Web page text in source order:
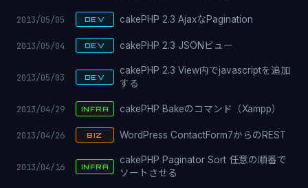
2013/05/05 DEV cakePHP 2.3 AjaxなPagination
2013/05/04 DEV cakePHP 2.3 JSONビュー
2013/05/03 DEV
cakePHP 2.3 View内でjavascriptを追加
する
2013/04/29 INFRA cakePHP Bakeのコマンド（Xampp）
2013/04/26 BIZ WordPress ContactForm7からのREST
2013/04/16 INFRA
cakePHP Paginator Sort 任意の順番で
ソートさせる